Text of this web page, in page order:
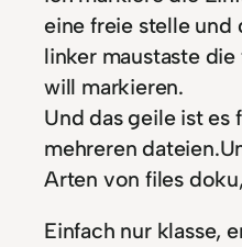
eine freie stelle
linker maustaste
will markieren.
Und das geile ist
mehreren
Arten von files
Einfach nur klasse,